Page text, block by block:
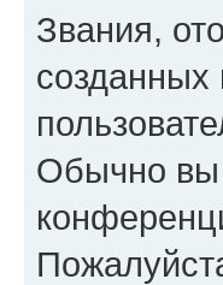
Звания,
Обычно вы